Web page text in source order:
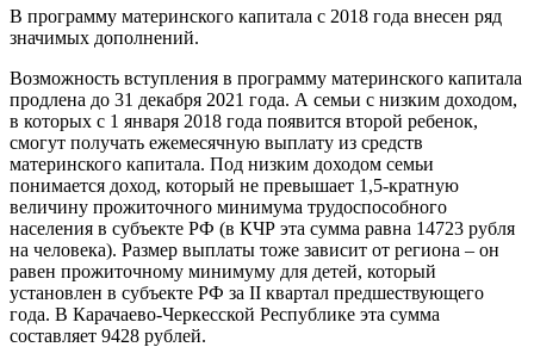
В программу материнского капитала с 2018 года внесен ряд
значимых дополнений.
Возможность вступления в программу материнского капитала
продлена до 31 декабря 2021 года. А семьи с низким доходом,
в которых с 1 января 2018 года появится второй ребенок,
смогут получать ежемесячную выплату из средств
материнского капитала. Под низким доходом семьи
понимается доход, который не превышает 1,5-кратную
величину прожиточного минимума трудоспособного
населения в субъекте РФ (в КЧР эта сумма равна 14723 рубля
на человека). Размер выплаты тоже зависит от региона – он
равен прожиточному минимуму для детей, который
установлен в субъекте РФ за II квартал предшествующего
года. В Карачаево-Черкесской Республике эта сумма
составляет 9428 рублей.